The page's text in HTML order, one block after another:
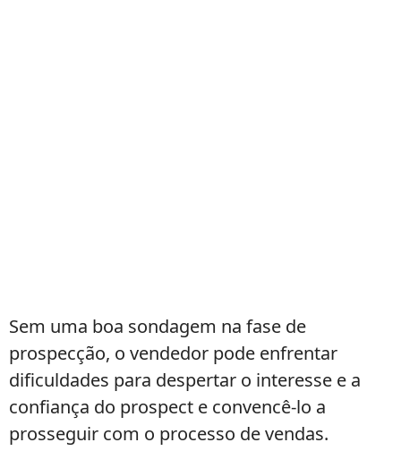
Sem uma boa sondagem na fase de
prospecção, o vendedor pode enfrentar
dificuldades para despertar o interesse e a
confiança do prospect e convencê-lo a
prosseguir com o processo de vendas.